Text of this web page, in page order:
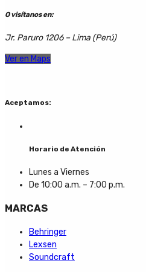
O visítanos en:
Jr. Paruro 1206 – Lima (Perú)
Ver en Maps
Aceptamos:
Horario de Atención
Lunes a Viernes
De 10:00 a.m. – 7:00 p.m.
MARCAS
Behringer
Lexsen
Soundcraft